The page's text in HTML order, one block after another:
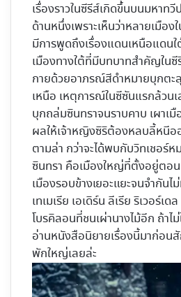
เรื่องราวในซีรีส์เกิดขึ้นบนมหาท
ด้านหนึ่งเพราะเห็นว่าหลายเมือ
มีการพูดถึงเรื่องแดนเหนือแดน
เมืองทางใต้ที่มีบทบาทสำคัญใน
กายด้วยอาภรณ์สีดำหมายบุกตะ
เหนือ เหตุการณ์ในซีซันแรกล้วน
บุกถล่มซินทราจนราบคาบ เผาเ
ผลให้เจ้าหญิงซิริต้องหลบลี้หนีอ
ตามล่า กว่าจะได้พบกับวิทเชอร์ห
ซินทรา คือเมืองใหญ่ที่ตั้งอยู่ตอ
เมืองรอบข้างเยอะแยะจนจำกันไ
เทเมเรีย เอเดิร์น ลีเรีย ริเวอร์เ
โบรคิลอนที่ชนเผ่านางไม้อีก ถ้าไ
อ่านหนังสือนิยายเรื่องนี้มาก่อน
พักใหญ่เลยล่ะ